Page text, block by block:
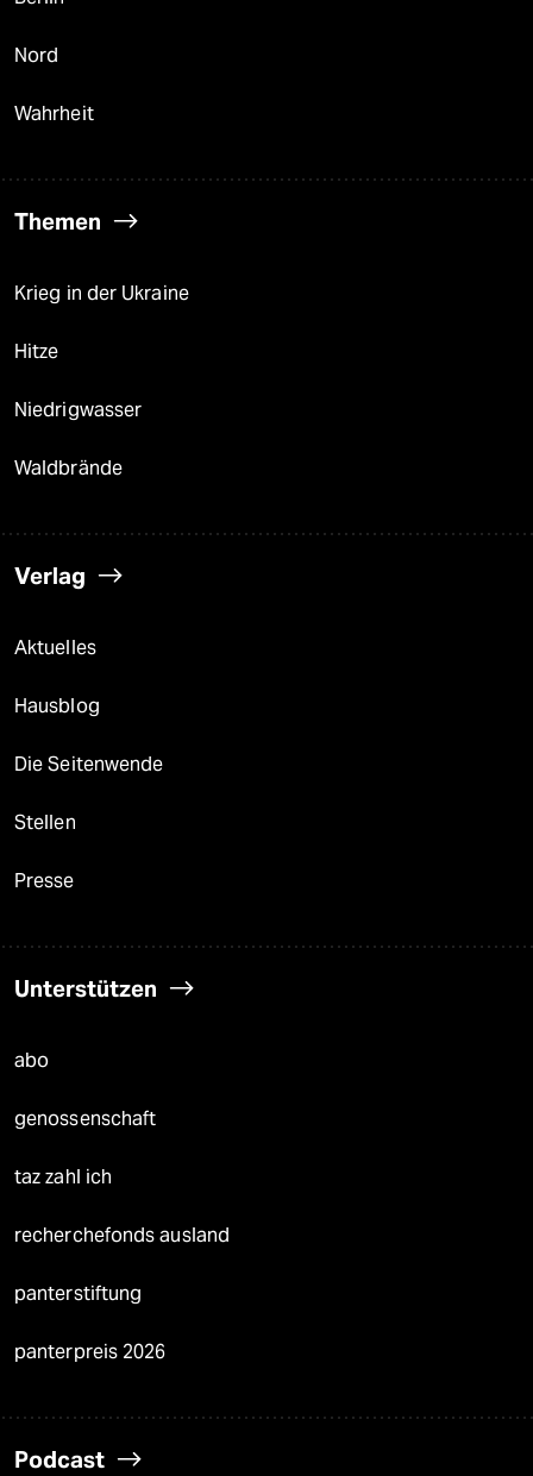
Nord
Wahrheit
Themen
Krieg in der Ukraine
Hitze
Niedrigwasser
Waldbrände
Verlag
Aktuelles
Hausblog
Die Seitenwende
Stellen
Presse
Unterstützen
abo
genossenschaft
taz zahl ich
recherchefonds ausland
panterstiftung
panterpreis 2026
Podcast